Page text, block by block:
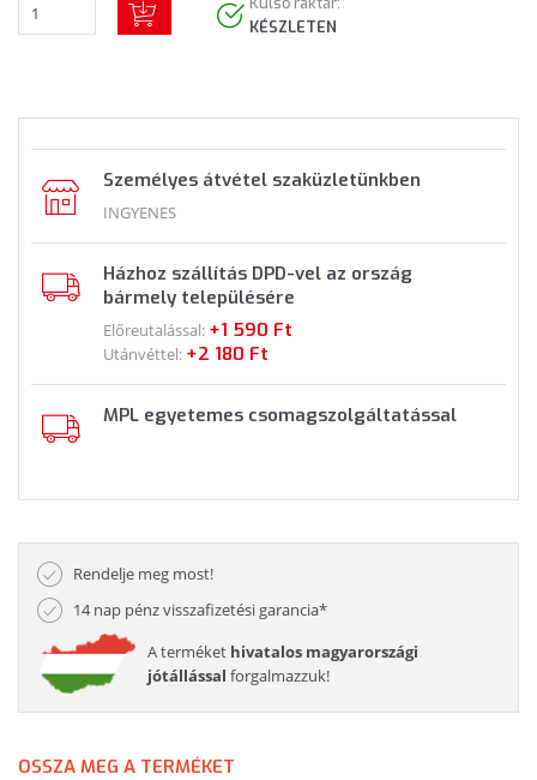
KÉSZLETEN
Személyes átvétel szaküzletünkben
INGYENES
Házhoz szállítás DPD-vel az ország
bármely településére
Előreutalással: +1 590 Ft
Utánvéttel: +2 180 Ft
MPL egyetemes csomagszolgáltatással
Rendelje meg most!
14 nap pénz visszafizetési garancia*
A terméket hivatalos magyarországi
jótállással forgalmazzuk!
OSSZA MEG A TERMÉKET